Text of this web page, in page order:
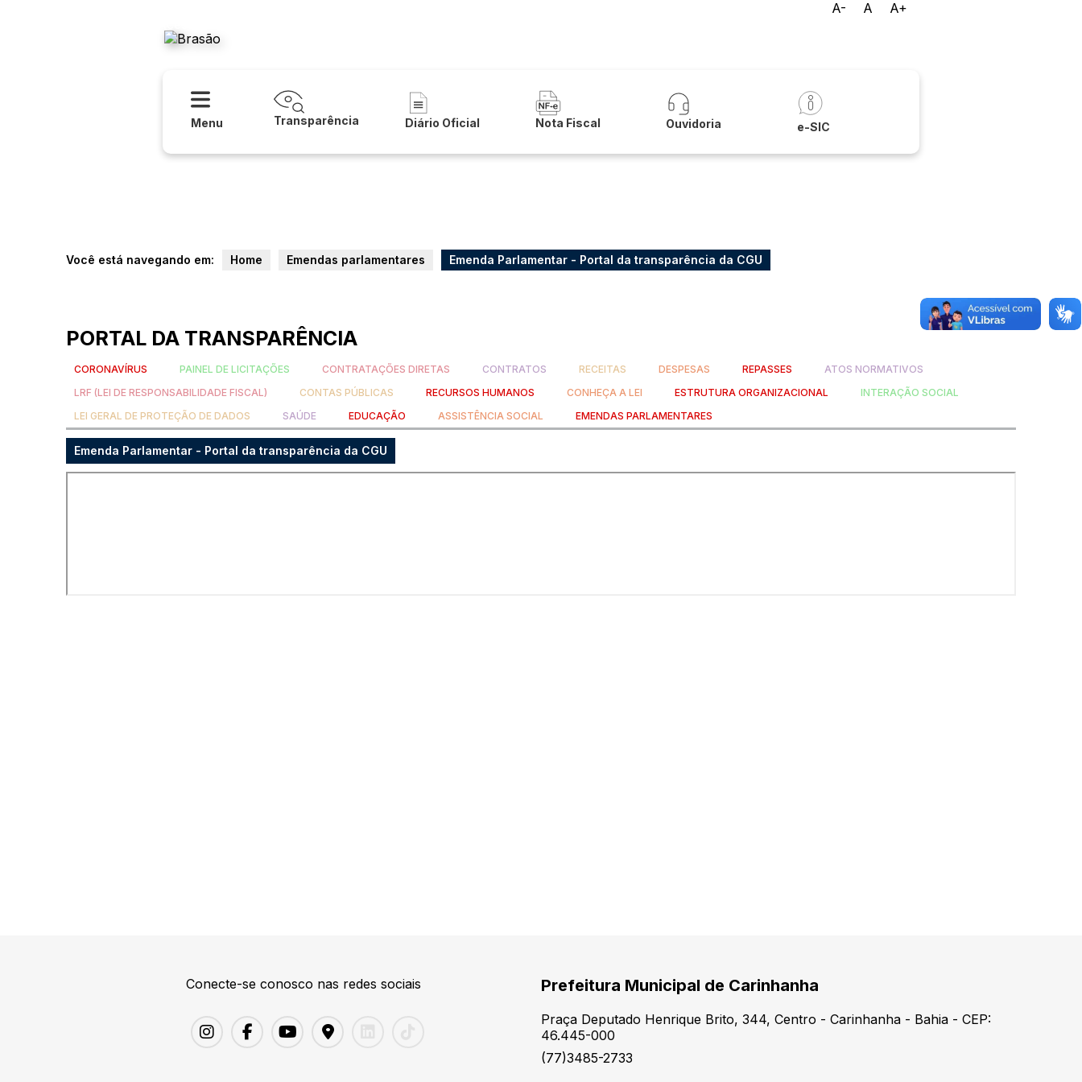
A- A
A+
Menu Transparência Diário Oficial Nota Fiscal Ouvidoria e-SIC
Você está navegando em: Home Emendas parlamentares Emenda Parlamentar - Portal da transparência da CGU
PORTAL DA TRANSPARÊNCIA
CORONAVÍRUS PAINEL DE LICITAÇÕES CONTRATAÇÕES DIRETAS CONTRATOS RECEITAS DESPESAS REPASSES
ATOS NORMATIVOS
LRF (LEI DE RESPONSABILIDADE FISCAL)
CONTAS PÚBLICAS RECURSOS HUMANOS CONHEÇA A LEI ESTRUTURA ORGANIZACIONAL
INTERAÇÃO SOCIAL
LEI GERAL DE PROTEÇÃO DE DADOS
SAÚDE EDUCAÇÃO ASSISTÊNCIA SOCIAL EMENDAS PARLAMENTARES
Emenda Parlamentar - Portal da transparência da CGU
Conecte-se conosco nas redes sociais Prefeitura Municipal de Carinhanha
Praça Deputado Henrique Brito, 344, Centro - Carinhanha - Bahia - CEP:
46.445-000
(77)3485-2733